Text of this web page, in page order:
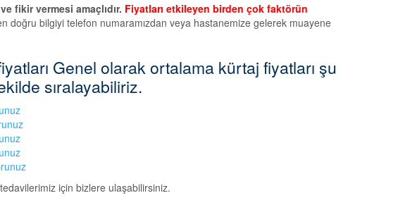
fikir vermesi amaçlıdır. Fiyatları etkileyen birden çok faktörün
doğru bilgiyi telefon numaramızdan veya hastanemize gelerek muayene
Genel olarak ortalama kürtaj fiyatları şu
sıralayabiliriz.
için bizlere ulaşabilirsiniz.